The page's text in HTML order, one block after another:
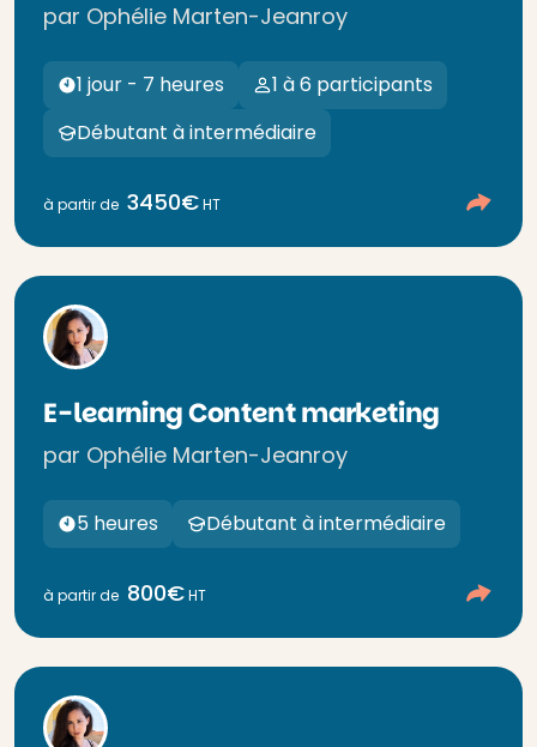
par Ophélie Marten-Jeanroy
1 jour - 7 heures
1 à 6 participants
Débutant à intermédiaire
à partir de 3450€HT
E-learning Content marketing
par Ophélie Marten-Jeanroy
5 heures Débutant à intermédiaire
à partir de 800€HT